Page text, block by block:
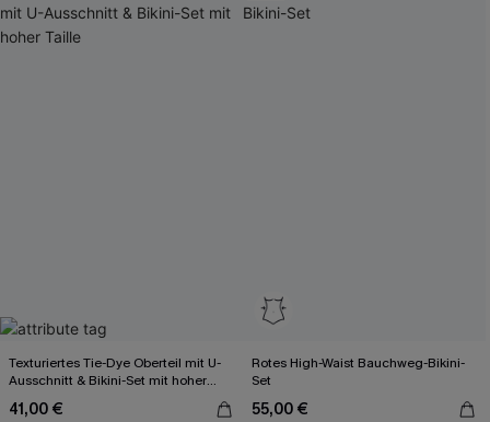
Texturiertes Tie-Dye Oberteil mit U-
Ausschnitt & Bikini-Set mit hoher
41,00 €
Rotes High-Waist Bauchweg-Bikini-
Set
55,00 €